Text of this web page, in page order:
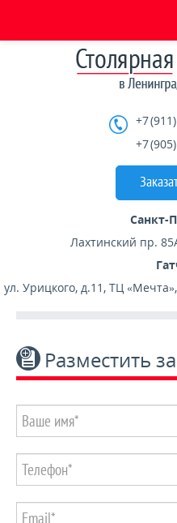
Условия работы сайта
ГАРАНТИЯ
СКИДКИ
При заказе в декабре скидка -
КОНТАКТЫ
+7 (911)
+7 (905)
Санкт-
Лахтинский пр.
ул. Урицкого, д.11, ТЦ
Разместить